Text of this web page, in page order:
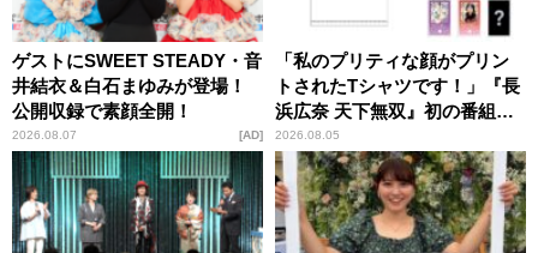
ゲストにSWEET STEADY・音
井結衣＆白石まゆみが登場！
公開収録で素顔全開！
2026.08.07 AD
「私のプリティな顔がプリン
トされたTシャツです！」『長
浜広奈 天下無双』初の番組グ
ッズ発売
2026.08.05